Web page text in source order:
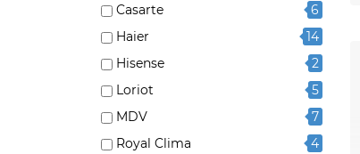
Casarte
6
Haier
14
Hisense
2
Loriot
5
MDV
7
Royal Clima
4